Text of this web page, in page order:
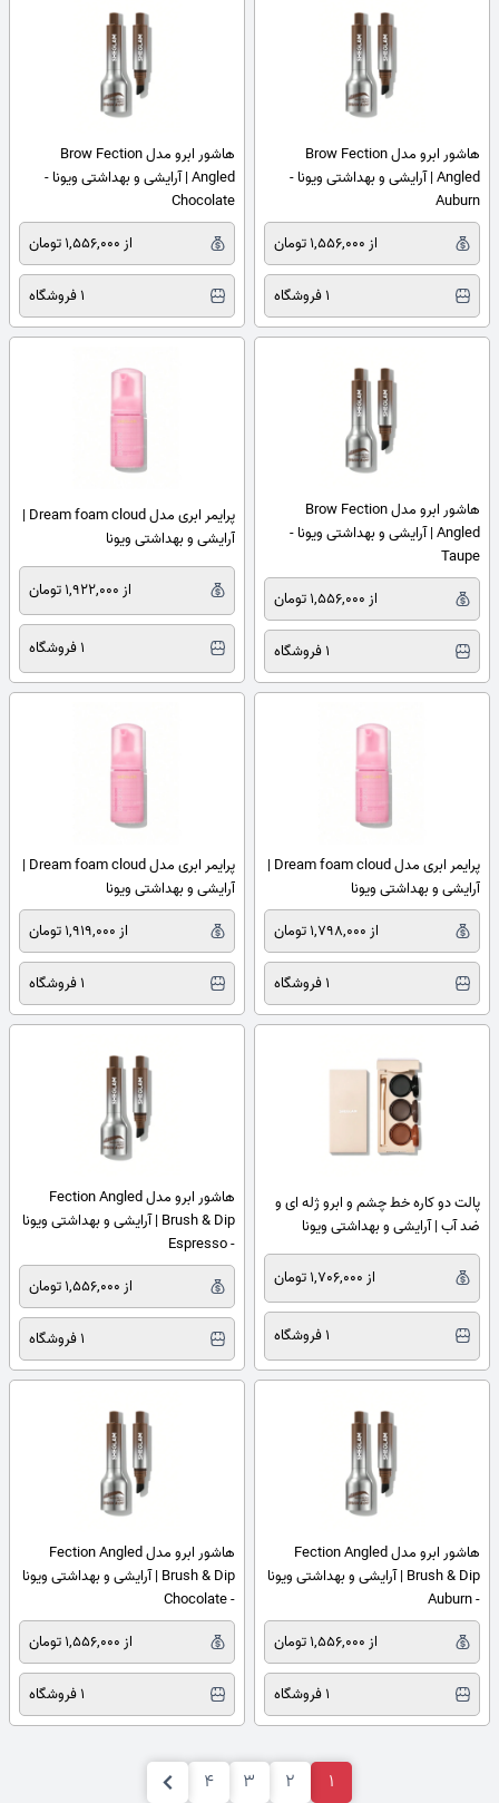
هاشور ابرو مدل Brow Fection
Angled | آرایشی و بهداشتی ویونا -
Auburn
از 1,556,000 تومان
1 فروشگاه
هاشور ابرو مدل Brow Fection
Angled | آرایشی و بهداشتی ویونا -
Chocolate
از 1,556,000 تومان
1 فروشگاه
هاشور ابرو مدل Brow Fection
Angled | آرایشی و بهداشتی ویونا -
Taupe
از 1,556,000 تومان
1 فروشگاه
پرایمر ابری مدل Dream foam cloud |
آرایشی و بهداشتی ویونا
از 1,922,000 تومان
1 فروشگاه
پرایمر ابری مدل Dream foam cloud |
آرایشی و بهداشتی ویونا
از 1,798,000 تومان
1 فروشگاه
پرایمر ابری مدل Dream foam cloud |
آرایشی و بهداشتی ویونا
از 1,919,000 تومان
1 فروشگاه
پالت دو کاره خط چشم و ابرو ژله ای و
ضد آب | آرایشی و بهداشتی ویونا
از 1,706,000 تومان
1 فروشگاه
هاشور ابرو مدل Fection Angled
Brush & Dip | آرایشی و بهداشتی ویونا
- Espresso
از 1,556,000 تومان
1 فروشگاه
هاشور ابرو مدل Fection Angled
Brush & Dip | آرایشی و بهداشتی ویونا
- Auburn
از 1,556,000 تومان
1 فروشگاه
هاشور ابرو مدل Fection Angled
Brush & Dip | آرایشی و بهداشتی ویونا
- Chocolate
از 1,556,000 تومان
1 فروشگاه
1
2
3
4